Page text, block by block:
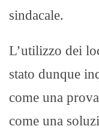
sindacale.
L’utilizzo dei
stato dunque
come una
come una